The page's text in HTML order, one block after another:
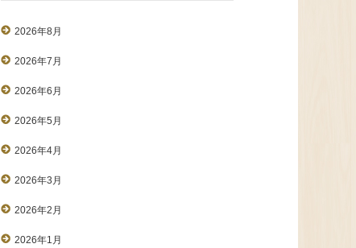
2026年8月
2026年7月
2026年6月
2026年5月
2026年4月
2026年3月
2026年2月
2026年1月